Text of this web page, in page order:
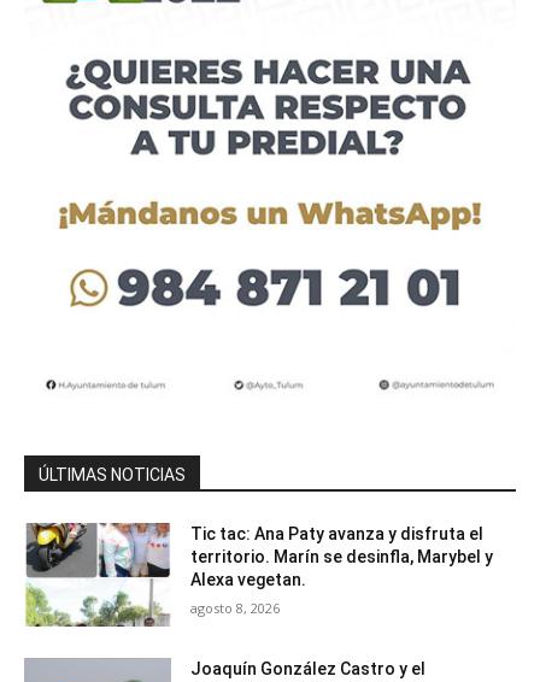
ÚLTIMAS NOTICIAS
Tic tac: Ana Paty avanza y disfruta el
territorio. Marín se desinfla, Marybel y
Alexa vegetan.
agosto 8, 2026
Joaquín González Castro y el